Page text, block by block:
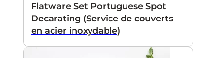
Flatware Set Portuguese Spot
Decarating (Service de couverts
en acier inoxydable)